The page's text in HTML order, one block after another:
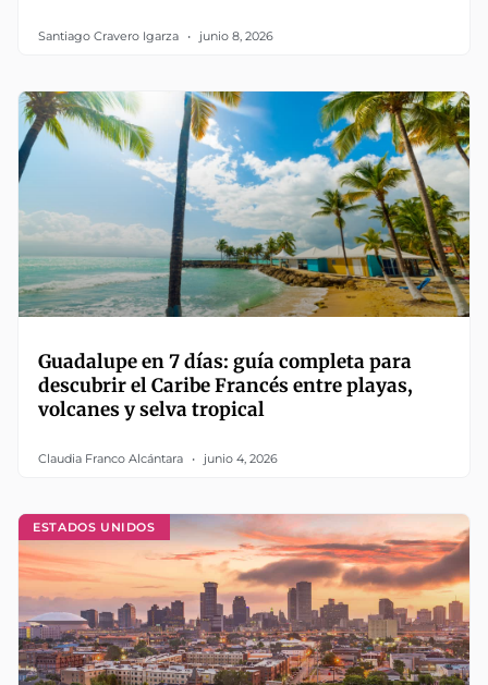
Santiago Cravero Igarza junio 8, 2026
Guadalupe en 7 días: guía completa para
descubrir el Caribe Francés entre playas,
volcanes y selva tropical
Claudia Franco Alcántara junio 4, 2026
ESTADOS UNIDOS